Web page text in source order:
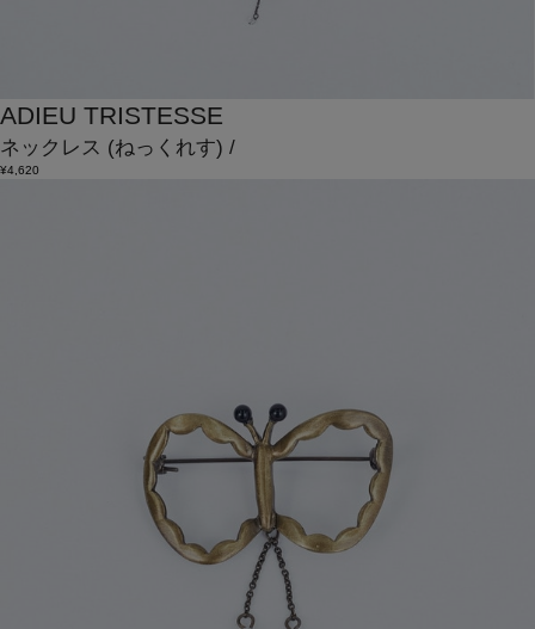
ADIEU TRISTESSE
ネックレス (ねっくれす) /
¥4,620